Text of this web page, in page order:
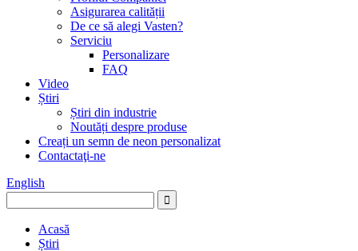
Asigurarea calității
De ce să alegi Vasten?
Serviciu
Personalizare
FAQ
Video
Știri
Știri din industrie
Noutăți despre produse
Creați un semn de neon personalizat
Contactaţi-ne
English
Acasă
Știri